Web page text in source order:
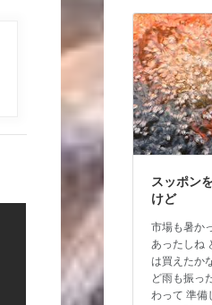
スッポン
けど
市場も暑か
あったしね
は買えたか
ど雨も振っ
わって 準